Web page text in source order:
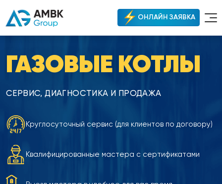
ОНЛАЙН ЗАЯВКА
ГАЗОВЫЕ КОТЛЫ
СЕРВИС, ДИАГНОСТИКА И ПРОДАЖА
Круглосуточный сервис (для клиентов по договору)
Квалифицированные мастера с сертификатами